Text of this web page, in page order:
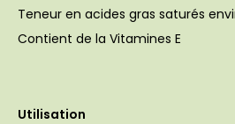
Teneur en acides gras saturés
Contient de la Vitamines E
Utilisation